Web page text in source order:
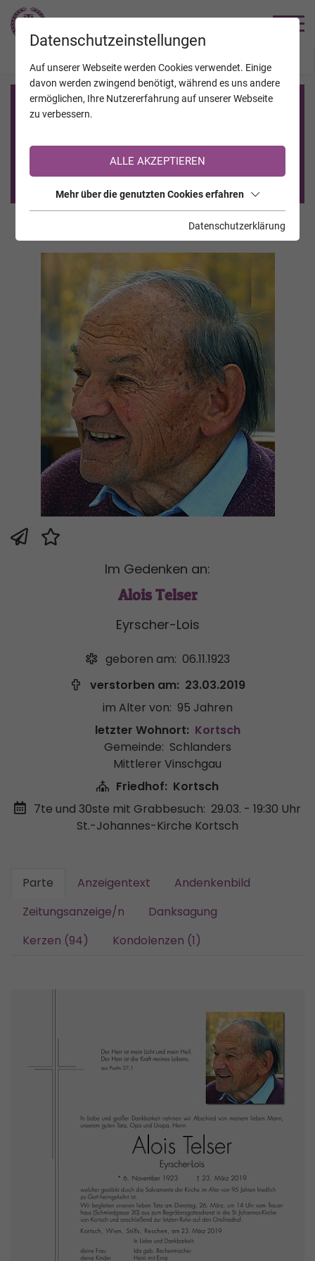
Registrierung auf TrauerHilfe.it
Sie sind noch nicht auf TrauerHilfe.it registriert?
>> zur kostenlosen Registrierung <<
Im Gedenken an:
Alois Telser
Eyrscher-Lois
geboren am: 06.11.1923
verstorben am: 23.03.2019
im Alter von: 95 Jahren
letzter Wohnort: Kortsch
Gemeinde: Schlanders
Mittlerer Vinschgau
Friedhof: Kortsch
7te und 30ste mit Grabbesuch: 29.03. - 19:30 Uhr
St.-Johannes-Kirche Kortsch
Parte Anzeigentext
Andenkenbild
Zeitungsanzeige/n
Danksagung
Kerzen (94)
Kondolenzen (1)
Datenschutzeinstellungen
Auf unserer Webseite werden Cookies verwendet. Einige
davon werden zwingend benötigt, während es uns andere
ermöglichen, Ihre Nutzererfahrung auf unserer Webseite
zu verbessern.
ALLE AKZEPTIEREN
Mehr über die genutzten Cookies erfahren
Datenschutzerklärung
JAHRESTAGE KALENDER VERSTORBENE